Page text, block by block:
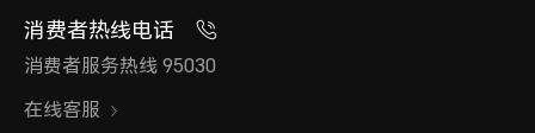
5G网络制式副卡
移动5G（NR）/联通5G（NR）
消费者热线电话
消费者服务热线 95030
在线客服